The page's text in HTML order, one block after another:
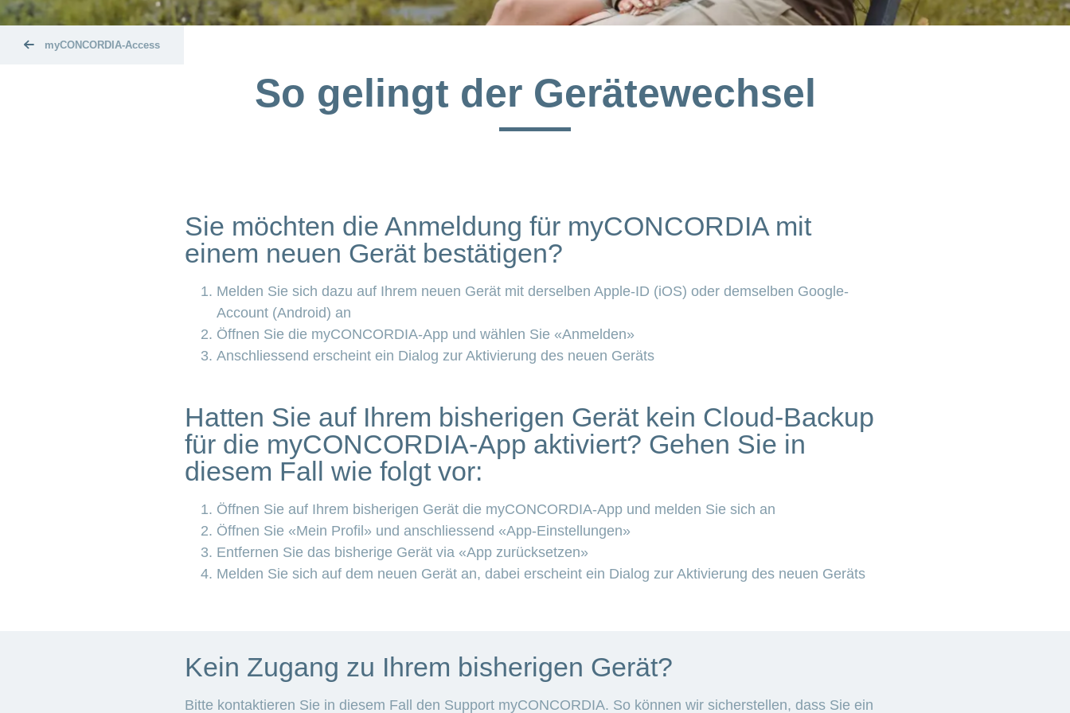
myCONCORDIA-Access
So gelingt der Gerätewechsel
Sie möchten die Anmeldung für myCONCORDIA mit
einem neuen Gerät bestätigen?
Melden Sie sich dazu auf Ihrem neuen Gerät mit derselben Apple-ID (iOS) oder demselben Google-
Account (Android) an
Öffnen Sie die myCONCORDIA-App und wählen Sie «Anmelden»
Anschliessend erscheint ein Dialog zur Aktivierung des neuen Geräts
Hatten Sie auf Ihrem bisherigen Gerät kein Cloud-Backup
für die myCONCORDIA-App aktiviert? Gehen Sie in
diesem Fall wie folgt vor:
Öffnen Sie auf Ihrem bisherigen Gerät die myCONCORDIA-App und melden Sie sich an
Öffnen Sie «Mein Profil» und anschliessend «App-Einstellungen»
Entfernen Sie das bisherige Gerät via «App zurücksetzen»
Melden Sie sich auf dem neuen Gerät an, dabei erscheint ein Dialog zur Aktivierung des neuen Geräts
Kein Zugang zu Ihrem bisherigen Gerät?
Bitte kontaktieren Sie in diesem Fall den Support myCONCORDIA. So können wir sicherstellen, dass Sie ein